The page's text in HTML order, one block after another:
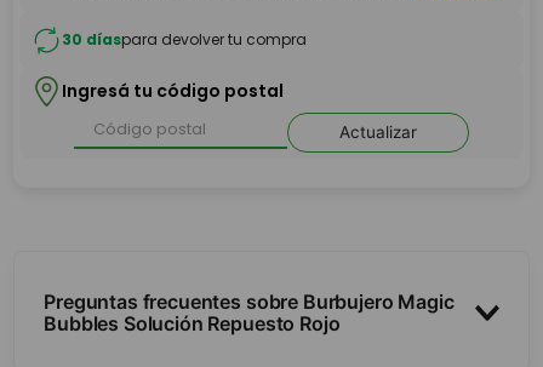
30 díaspara devolver tu compra
Ingresá tu código postal
Actualizar
Preguntas frecuentes sobre Burbujero Magic
Bubbles Solución Repuesto Rojo